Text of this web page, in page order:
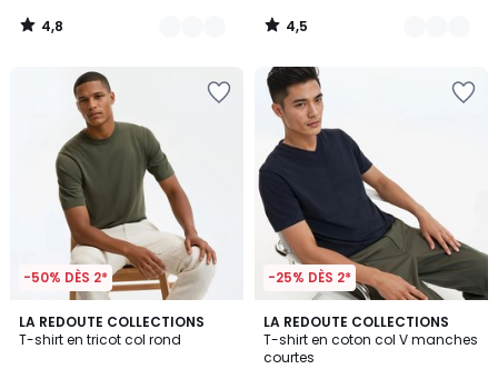
4,8
/
4,5
/
-50% DÈS 2*
LA REDOUTE COLLECTIONS
T-shirt en tricot col rond
4,5
/ 5
3
Couleurs
-25% DÈS 2*
LA REDOUTE COLLECTIONS
T-shirt en coton col V manches
courtes
4,4
/ 5
5
Couleurs